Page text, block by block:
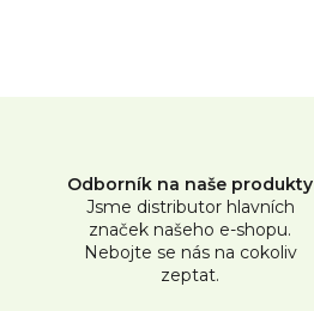
Odborník na naše produkty
Jsme distributor hlavních
značek našeho e-shopu.
Nebojte se nás na cokoliv
zeptat.